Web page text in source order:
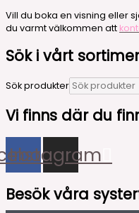
Vill du boka en visning eller
du varmt välkommen att
Sök i vårt
Sök produkter
Vi finns där du
Instagram
Besök våra